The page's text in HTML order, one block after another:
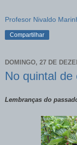
Profesor Nivaldo
Compartilhar
DOMINGO, 27 DE
No quintal
Lembranças do